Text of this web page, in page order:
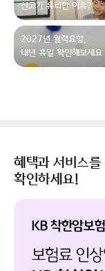
신고가 유리한 이유?
2027년 월력요항,
내년 휴일 확인해보세요
혜택과 서비스를
확인하세요!